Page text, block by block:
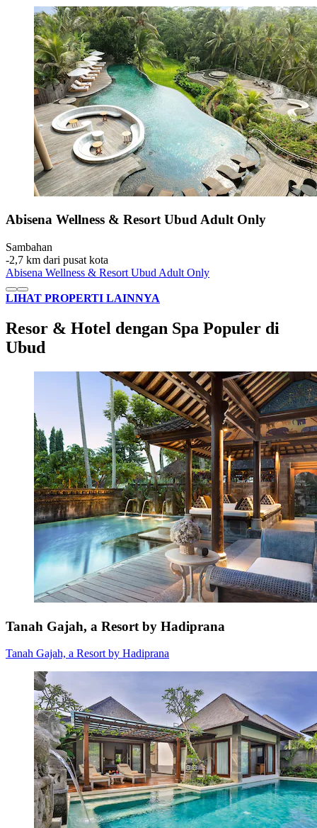
Abisena Wellness & Resort Ubud Adult Only
Sambahan
‐2,7 km dari pusat kota
Abisena Wellness & Resort Ubud Adult Only
LIHAT PROPERTI LAINNYA
Resor & Hotel dengan Spa Populer di
Ubud
Tanah Gajah, a Resort by Hadiprana
Tanah Gajah, a Resort by Hadiprana